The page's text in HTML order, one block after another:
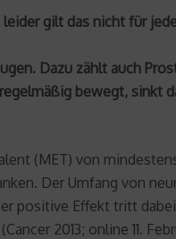
gilt das nicht für
Dazu zählt auch
bewegt,
(MET) von
Der Umfang von
positive Effekt tritt
2013; online 11.